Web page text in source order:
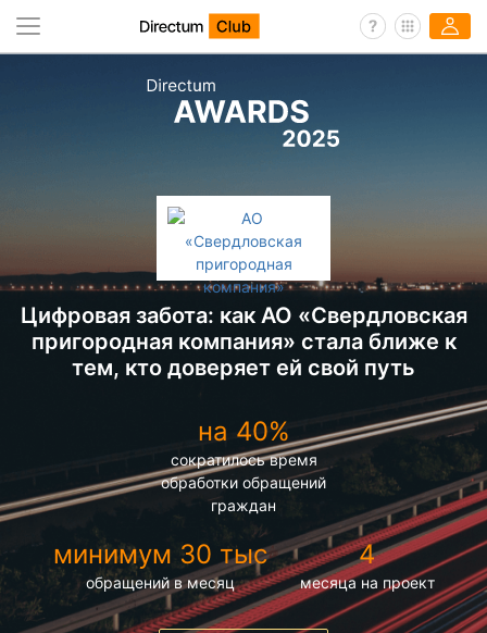
Цифровая забота: как АО «Свердловская
пригородная компания» стала ближе к
тем, кто доверяет ей свой путь
на 40%
сократилось время
обработки обращений
граждан
минимум 30 тыс
обращений в месяц
4
месяца на проект